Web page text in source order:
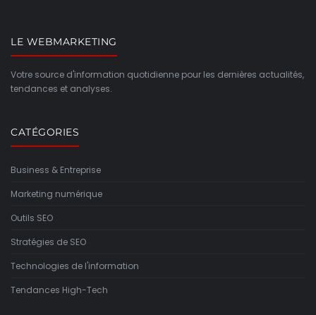
LE WEBMARKETING
Votre source d'information quotidienne pour les dernières actualités,
tendances et analyses.
CATÉGORIES
Business & Entreprise
Marketing numérique
Outils SEO
Stratégies de SEO
Technologies de l'information
Tendances High-Tech